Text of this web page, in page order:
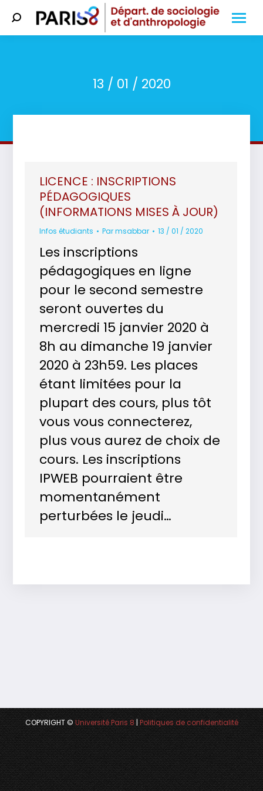
Search:
13 / 01 / 2020
LICENCE : INSCRIPTIONS
PÉDAGOGIQUES
(INFORMATIONS MISES À JOUR)
Infos étudiants Parmsabbar 13 / 01 / 2020
Les inscriptions
pédagogiques en ligne
pour le second semestre
seront ouvertes du
mercredi 15 janvier 2020 à
8h au dimanche 19 janvier
2020 à 23h59. Les places
étant limitées pour la
plupart des cours, plus tôt
vous vous connecterez,
plus vous aurez de choix de
cours. Les inscriptions
IPWEB pourraient être
momentanément
perturbées le jeudi…
COPYRIGHT ©Université Paris 8|Politiques de confidentialité